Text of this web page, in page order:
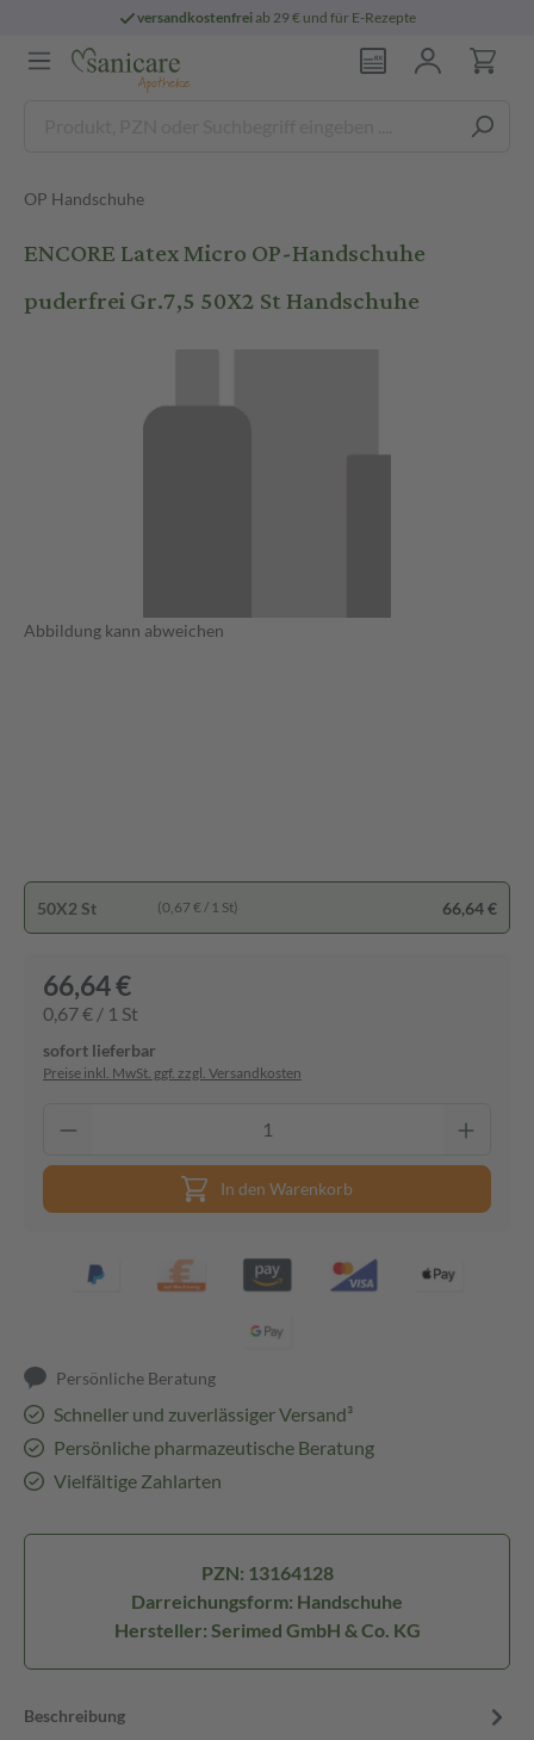
versandkostenfreiab 29 € und für E-Rezepte
OP Handschuhe
ENCORE Latex Micro OP-Handschuhe
puderfrei Gr.7,5 50X2 St Handschuhe
Abbildung kann abweichen
50X2 St (0,67 € / 1 St) 66,64 €
66,64 €
0,67 € / 1 St
sofort lieferbar
Preise inkl. MwSt. ggf. zzgl. Versandkosten
In den Warenkorb
Persönliche Beratung
Schneller und zuverlässiger Versand³
Persönliche pharmazeutische Beratung
Vielfältige Zahlarten
PZN: 13164128
Darreichungsform: Handschuhe
Hersteller: Serimed GmbH & Co. KG
Beschreibung